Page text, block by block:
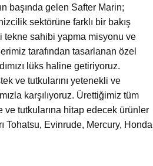
başında gelen Safter Marin;
sektörüne farklı bir bakış
tekne sahibi yapma misyonu ve
tarafından tasarlanan özel
lüks haline getiriyoruz.
ve tutkularını yetenekli ve
karşılıyoruz. Ürettiğimiz tüm
tutkularına hitap edecek ürünler
Tohatsu, Evinrude, Mercury, Honda